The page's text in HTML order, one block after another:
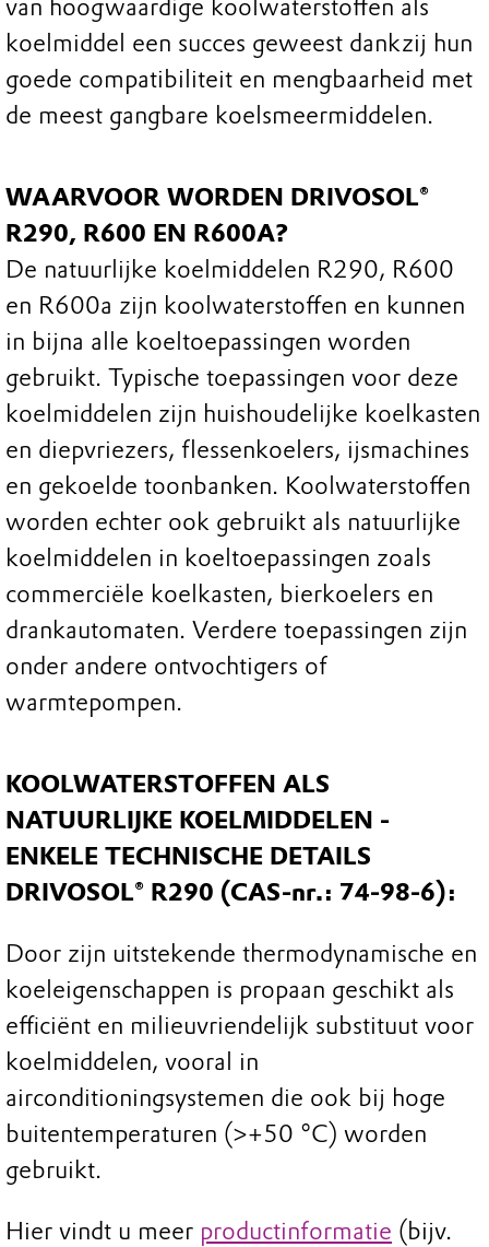
van hoogwaardige koolwaterstoffen als
koelmiddel een succes geweest dankzij hun
goede compatibiliteit en mengbaarheid met
de meest gangbare koelsmeermiddelen.
WAARVOOR WORDEN DRIVOSOL®
R290, R600 EN R600A?
De natuurlijke koelmiddelen R290, R600
en R600a zijn koolwaterstoffen en kunnen
in bijna alle koeltoepassingen worden
gebruikt. Typische toepassingen voor deze
koelmiddelen zijn huishoudelijke koelkasten
en diepvriezers, flessenkoelers, ijsmachines
en gekoelde toonbanken. Koolwaterstoffen
worden echter ook gebruikt als natuurlijke
koelmiddelen in koeltoepassingen zoals
commerciële koelkasten, bierkoelers en
drankautomaten. Verdere toepassingen zijn
onder andere ontvochtigers of
warmtepompen.
KOOLWATERSTOFFEN ALS
NATUURLIJKE KOELMIDDELEN -
ENKELE TECHNISCHE DETAILS
DRIVOSOL® R290 (CAS-nr.: 74-98-6):
Door zijn uitstekende thermodynamische en
koeleigenschappen is propaan geschikt als
efficiënt en milieuvriendelijk substituut voor
koelmiddelen, vooral in
airconditioningsystemen die ook bij hoge
buitentemperaturen (>+50 °C) worden
gebruikt.
Hier vindt u meer productinformatie (bijv.